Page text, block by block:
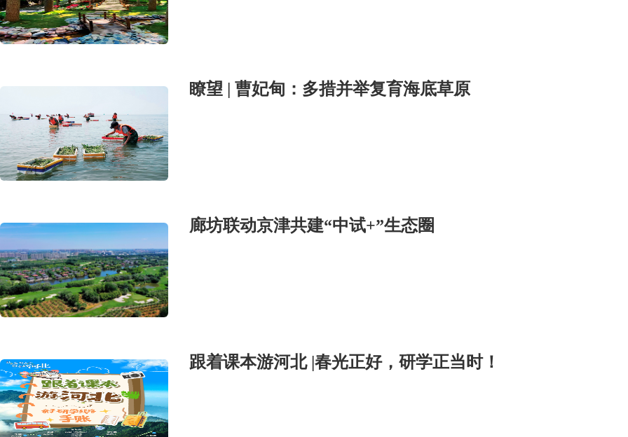
瞭望 | 曹妃甸：多措并举复育海底草原
廊坊联动京津共建“中试+”生态圈
跟着课本游河北 |春光正好，研学正当时！